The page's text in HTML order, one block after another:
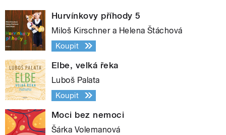
Hurvínkovy příhody 5
Miloš Kirschner a Helena Štáchová
Koupit
Elbe, velká řeka
Luboš Palata
Koupit
Moci bez nemoci
Šárka Volemanová